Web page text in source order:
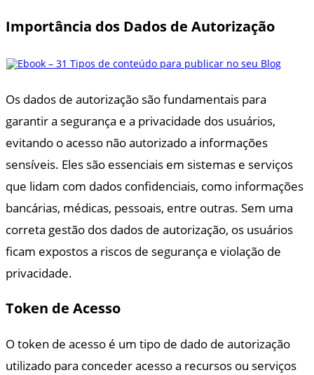
Importância dos Dados de Autorização
Os dados de autorização são fundamentais para
garantir a segurança e a privacidade dos usuários,
evitando o acesso não autorizado a informações
sensíveis. Eles são essenciais em sistemas e serviços
que lidam com dados confidenciais, como informações
bancárias, médicas, pessoais, entre outras. Sem uma
correta gestão dos dados de autorização, os usuários
ficam expostos a riscos de segurança e violação de
privacidade.
Token de Acesso
O token de acesso é um tipo de dado de autorização
utilizado para conceder acesso a recursos ou serviços